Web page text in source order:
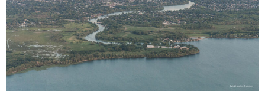
Gestion durable de l’eau
Éclairage urbain